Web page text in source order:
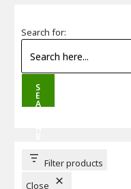
Search for:
S
E
A
T
T
Filter products
Close